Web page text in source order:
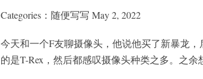
Categories：随便写写 May 2, 2022
今天和一个F友聊摄像头，他说他买了新暴龙，
的是T-Rex，然后都感叹摄像头种类之多。之余